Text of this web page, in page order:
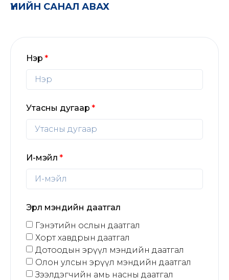
ҮНИЙН САНАЛ АВАХ
Нэр
Утасны дугаар
И-мэйл
Эрүүл мэндийн даатгал
Гэнэтийн ослын даатгал
Хорт хавдрын даатгал
Дотоодын эрүүл мэндийн даатгал
Олон улсын эрүүл мэндийн даатгал
Зээлдэгчийн амь насны даатгал